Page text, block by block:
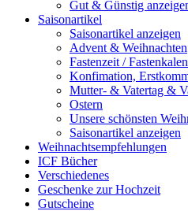
Gut & Günstig
Saisonartikel
Saisonartikel anzeigen
Advent & Weihnachten
Fastenzeit /
Konfimation,
Mutter- & Vatertag &
Ostern
Unsere schönsten
Saisonartikel anzeigen
Weihnachtsempfehlungen
ICF Bücher
Verschiedenes
Geschenke zur Hochzeit
Gutscheine